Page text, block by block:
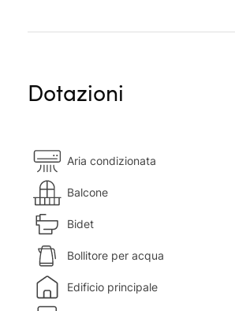
Dotazioni
Aria condizionata
Balcone
Bidet
Bollitore per acqua
Edificio principale